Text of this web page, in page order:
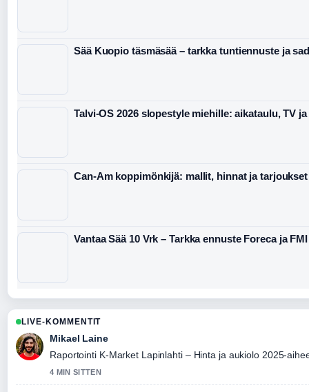
Sää Kuopio täsmäsää – tarkka tuntiennuste ja
Talvi-OS 2026 slopestyle miehille: aikataulu, TV
Can-Am koppimönkijä: mallit, hinnat ja tarjoukset
Vantaa Sää 10 Vrk – Tarkka ennuste Foreca ja FMI
LIVE-KOMMENTIT
Mikael Laine
Raportointi K-Market Lapinlahti – Hinta ja aukiolo 2025-
4 MIN SITTEN